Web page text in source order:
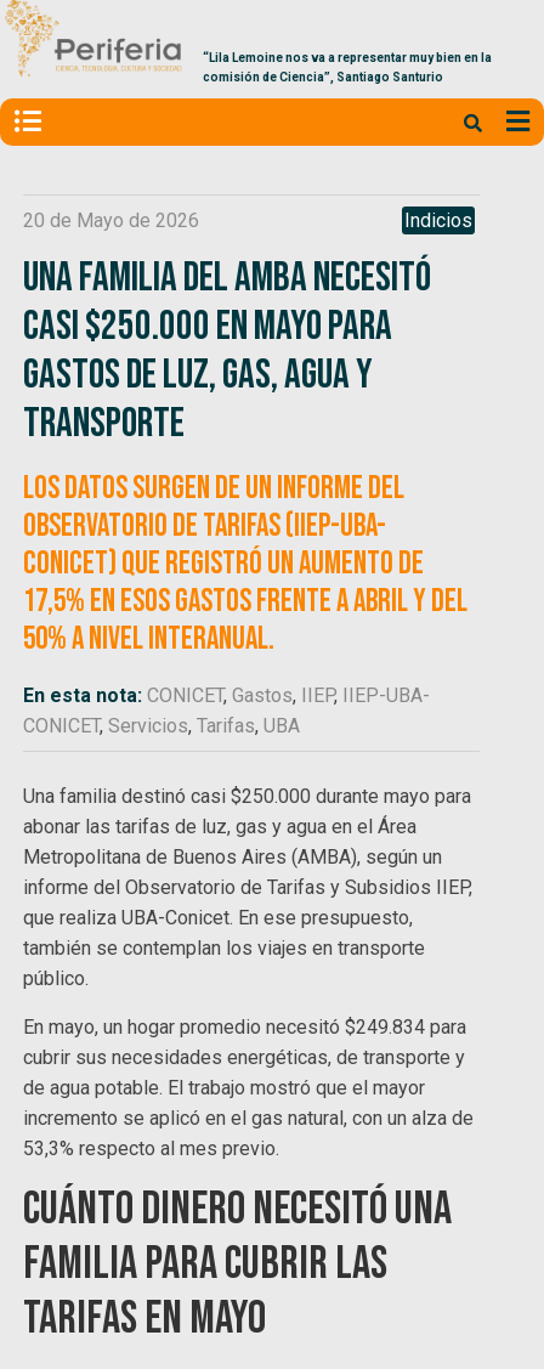
“Lila Lemoine nos va a representar muy bien en la
comisión de Ciencia”, Santiago Santurio
20 de Mayo de 2026 Indicios
Una familia del AMBA necesitó
casi $250.000 en mayo para
gastos de luz, gas, agua y
transporte
Los datos surgen de un informe del
Observatorio de Tarifas (IIEP-UBA-
Conicet) que registró un aumento de
17,5% en esos gastos frente a abril y del
50% a nivel interanual.
En esta nota:CONICET,Gastos, IIEP, IIEP-UBA-
CONICET,Servicios,Tarifas,UBA
Una familia destinó casi $250.000 durante mayo para
abonar las tarifas de luz, gas y agua en el Área
Metropolitana de Buenos Aires (AMBA), según un
informe del Observatorio de Tarifas y Subsidios IIEP,
que realiza UBA-Conicet. En ese presupuesto,
también se contemplan los viajes en transporte
público.
En mayo, un hogar promedio necesitó $249.834 para
cubrir sus necesidades energéticas, de transporte y
de agua potable. El trabajo mostró que el mayor
incremento se aplicó en el gas natural, con un alza de
53,3% respecto al mes previo.
Cuánto dinero necesitó una
familia para cubrir las
tarifas en mayo